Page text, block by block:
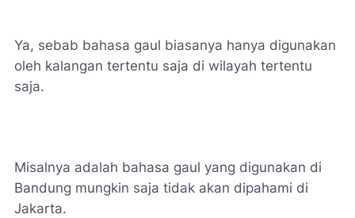
Ya, sebab bahasa gaul biasanya hanya digunakan
oleh kalangan tertentu saja di wilayah tertentu
saja.
Misalnya adalah bahasa gaul yang digunakan di
Bandung mungkin saja tidak akan dipahami di
Jakarta.